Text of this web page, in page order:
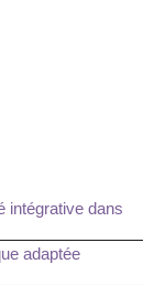
intégrative dans
adaptée